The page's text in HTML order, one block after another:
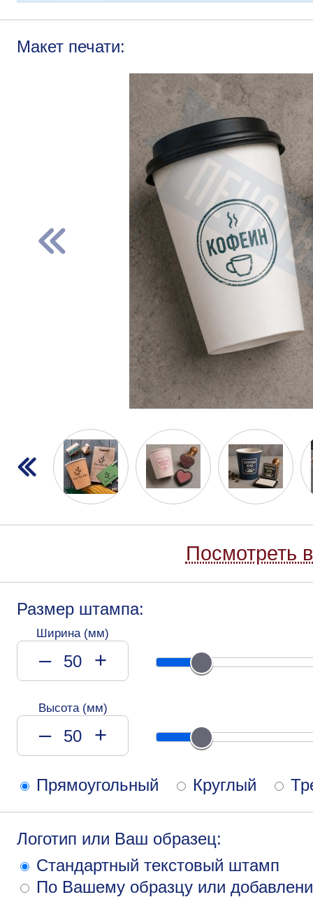
Макет печати:
Посмотреть
Размер штампа:
Ширина (мм)
– +
Высота (мм)
– +
Прямоугольный Круглый
Логотип или Ваш образец:
Стандартный текстовый штамп
По Вашему образцу или